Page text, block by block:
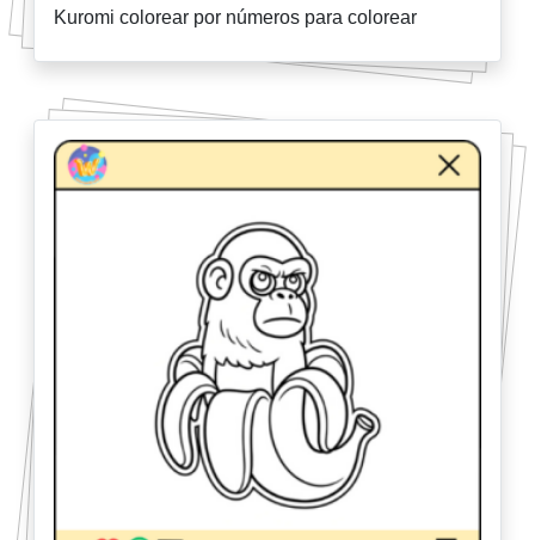
Kuromi colorear por números para colorear